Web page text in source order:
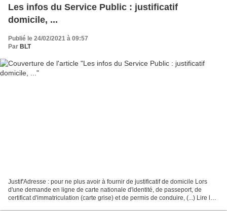
Les infos du Service Public : justificatif
domicile, ...
Publié le 24/02/2021 à 09:57
Par BLT
Justif'Adresse : pour ne plus avoir à fournir de justificatif de domicile Lors
d'une demande en ligne de carte nationale d'identité, de passeport, de
certificat d'immatriculation (carte grise) et de permis de conduire, (...) Lire la